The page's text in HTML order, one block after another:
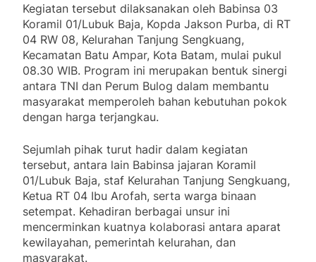
Kegiatan tersebut dilaksanakan oleh Babinsa 03
Koramil 01/Lubuk Baja, Kopda Jakson Purba, di RT
04 RW 08, Kelurahan Tanjung Sengkuang,
Kecamatan Batu Ampar, Kota Batam, mulai pukul
08.30 WIB. Program ini merupakan bentuk sinergi
antara TNI dan Perum Bulog dalam membantu
masyarakat memperoleh bahan kebutuhan pokok
dengan harga terjangkau.
Sejumlah pihak turut hadir dalam kegiatan
tersebut, antara lain Babinsa jajaran Koramil
01/Lubuk Baja, staf Kelurahan Tanjung Sengkuang,
Ketua RT 04 Ibu Arofah, serta warga binaan
setempat. Kehadiran berbagai unsur ini
mencerminkan kuatnya kolaborasi antara aparat
kewilayahan, pemerintah kelurahan, dan
masyarakat.